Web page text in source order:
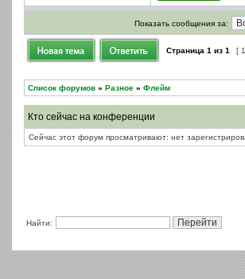
Показать сообщения за:
Страница 1 из 1 [
Список форумов » Разное » Флейм
Кто сейчас на конференции
Сейчас этот форум просматривают: нет
Найти: